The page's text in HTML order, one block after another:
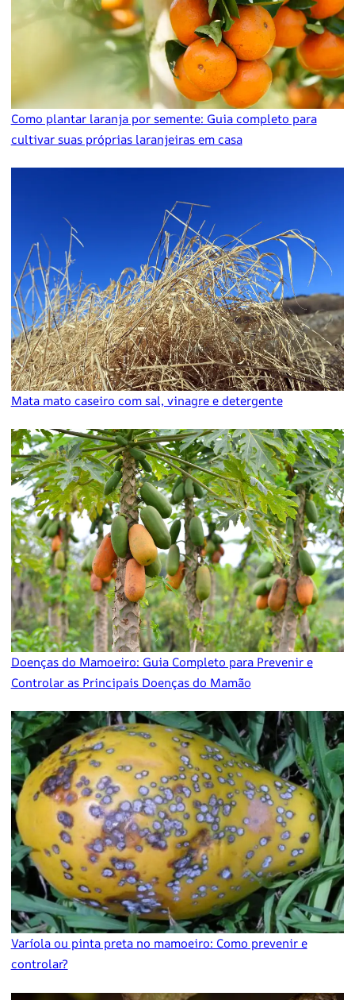
Como plantar laranja por semente: Guia completo para
cultivar suas próprias laranjeiras em casa
Mata mato caseiro com sal, vinagre e detergente
Doenças do Mamoeiro: Guia Completo para Prevenir e
Controlar as Principais Doenças do Mamão
Varíola ou pinta preta no mamoeiro: Como prevenir e
controlar?